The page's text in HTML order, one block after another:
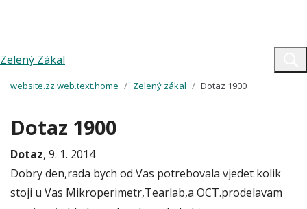
Zelený Zákal
website.zz.web.text.home Zelený zákal Dotaz 1900
Dotaz 1900
Dotaz, 9. 1. 2014
Dobry den,rada bych od Vas potrebovala vjedet kolik
stoji u Vas Mikroperimetr,Tearlab,a OCT.prodelavam